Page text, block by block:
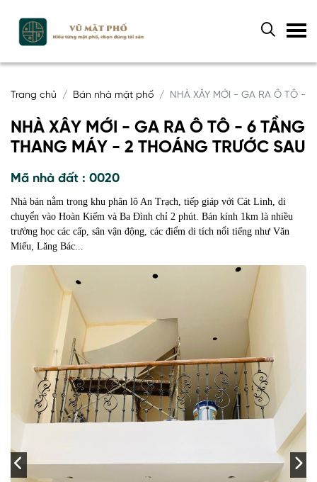
Trang chủ Bán nhà mặt phố NHÀ XÂY MỚI - GA RA Ô TÔ -
NHÀ XÂY MỚI - GA RA Ô TÔ - 6 TẦNG
THANG MÁY - 2 THOÁNG TRƯỚC SAU
Mã nhà đất : 0020
Nhà bán nằm trong khu phân lô An Trạch, tiếp giáp với Cát Linh, di
chuyển vào Hoàn Kiếm và Ba Đình chỉ 2 phút. Bán kính 1km là nhiều
trường học các cấp, sân vận động, các điểm di tích nổi tiếng như Văn
Miếu, Lăng Bác...